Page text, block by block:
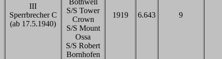
III
Sperrbrecher C
(ab 17.5.1940)
Bothwell
S/S Tower
Crown
S/S Mount
Ossa
S/S Robert
Bornhofen
1919 6.643 9